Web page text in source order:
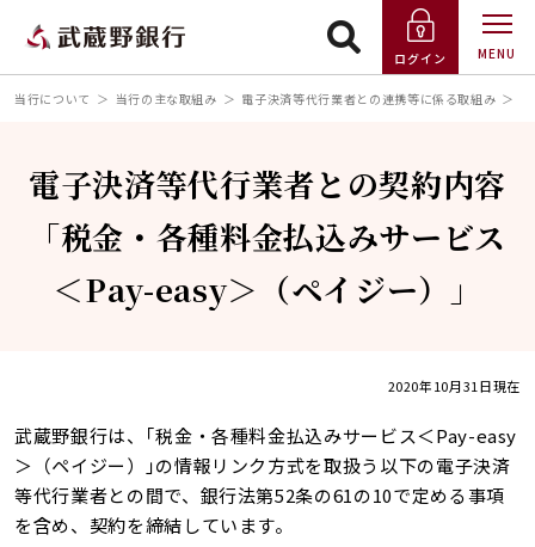
ログイン MENU
当行について 当行の主な取組み 電子決済等代行業者との連携等に係る取組み
電子決済等代行業者との契約内容
「税金・各種料金払込みサービス
＜Pay-easy＞（ペイジー）」
2020年10月31日現在
武蔵野銀行は、｢税金・各種料金払込みサービス＜Pay-easy
＞（ペイジー）｣の情報リンク方式を取扱う以下の電子決済
等代行業者との間で、銀行法第52条の61の10で定める事項
を含め、契約を締結しています。